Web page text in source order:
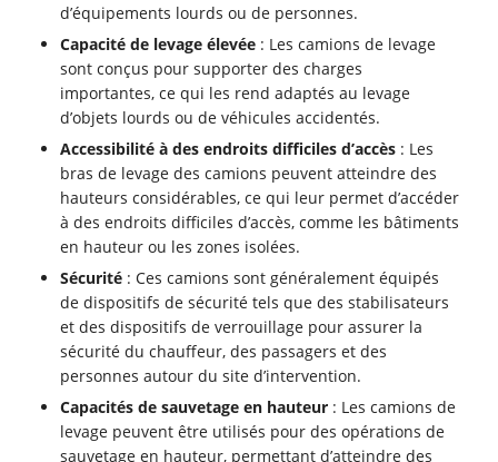
d’équipements lourds ou de personnes.
Capacité de levage élevée : Les camions de levage
sont conçus pour supporter des charges
importantes, ce qui les rend adaptés au levage
d’objets lourds ou de véhicules accidentés.
Accessibilité à des endroits difficiles d’accès : Les
bras de levage des camions peuvent atteindre des
hauteurs considérables, ce qui leur permet d’accéder
à des endroits difficiles d’accès, comme les bâtiments
en hauteur ou les zones isolées.
Sécurité : Ces camions sont généralement équipés
de dispositifs de sécurité tels que des stabilisateurs
et des dispositifs de verrouillage pour assurer la
sécurité du chauffeur, des passagers et des
personnes autour du site d’intervention.
Capacités de sauvetage en hauteur : Les camions de
levage peuvent être utilisés pour des opérations de
sauvetage en hauteur, permettant d’atteindre des